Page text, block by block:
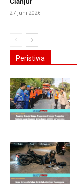
27 Juni 2026
Peristiwa